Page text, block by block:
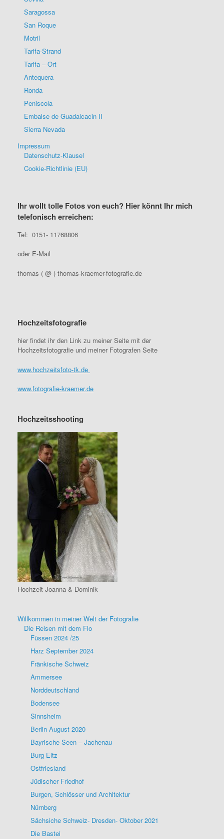
Saragossa
San Roque
Motril
Tarifa-Strand
Tarifa – Ort
Antequera
Ronda
Peniscola
Embalse de Guadalcacin II
Sierra Nevada
Impressum
Datenschutz-Klausel
Cookie-Richtlinie (EU)
Ihr wollt tolle Fotos von euch? Hier könnt Ihr mich
telefonisch erreichen:
Tel: 0151- 11768806
oder E-Mail
thomas ( @ ) thomas-kraemer-fotografie.de
Hochzeitsfotografie
hier findet ihr den Link zu meiner Seite mit der
Hochzeitsfotografie und meiner Fotografen Seite
www.hochzeitsfoto-tk.de
www.fotografie-kraemer.de
Hochzeitsshooting
Hochzeit Joanna & Dominik
Willkommen in meiner Welt der Fotografie
Die Reisen mit dem Flo
Füssen 2024 /25
Harz September 2024
Fränkische Schweiz
Ammersee
Norddeutschland
Bodensee
Sinnsheim
Berlin August 2020
Bayrische Seen – Jachenau
Burg Eltz
Ostfriesland
Jüdischer Friedhof
Burgen, Schlösser und Architektur
Nürnberg
Sächsiche Schweiz- Dresden- Oktober 2021
Die Bastei